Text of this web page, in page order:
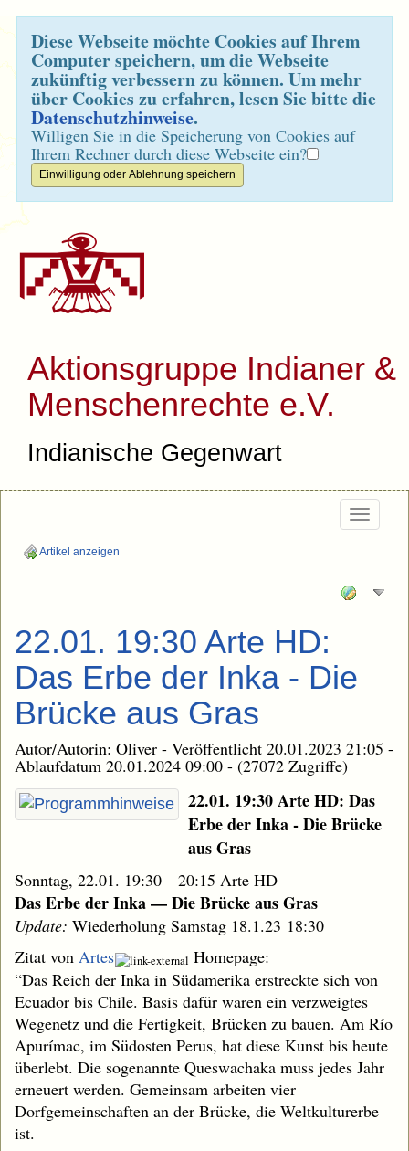
Diese Webseite möchte Cookies auf Ihrem
Computer speichern, um die Webseite
zukünftig verbessern zu können. Um mehr
über Cookies zu erfahren, lesen Sie bitte die
Datenschutzhinweise.
Willigen Sie in die Speicherung von Cookies auf
Ihrem Rechner durch diese Webseite ein?
Aktionsgruppe Indianer &
Menschenrechte e.V.
Indianische Gegenwart
Artikel anzeigen
22.01. 19:30 Arte HD:
Das Erbe der Inka - Die
Brücke aus Gras
Autor/Autorin: Oliver - Veröffentlicht 20.01.2023 21:05 -
Ablaufdatum 20.01.2024 09:00 - (27072 Zugriffe)
22.01. 19:30 Arte HD: Das
Erbe der Inka - Die Brücke
aus Gras
Sonntag, 22.01. 19:30—20:15 Arte HD
Das Erbe der Inka — Die Brücke aus Gras
Update: Wiederholung Samstag 18.1.23 18:30
Zitat von Artes
Homepage:
“Das Reich der Inka in Südamerika erstreckte sich von
Ecuador bis Chile. Basis dafür waren ein verzweigtes
Wegenetz und die Fertigkeit, Brücken zu bauen. Am Río
Apurímac, im Südosten Perus, hat diese Kunst bis heute
überlebt. Die sogenannte Queswachaka muss jedes Jahr
erneuert werden. Gemeinsam arbeiten vier
Dorfgemeinschaften an der Brücke, die Weltkulturerbe
ist.